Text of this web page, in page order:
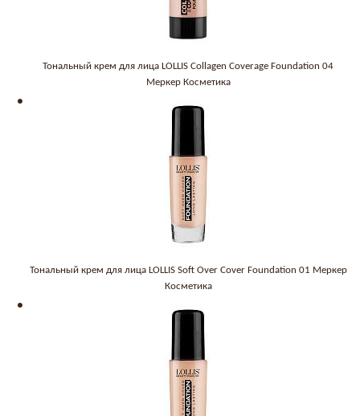
Тональный крем для лица LOLLIS Collagen Coverage Foundation 04
Меркер Косметика
Тональный крем для лица LOLLIS Soft Over Cover Foundation 01 Меркер
Косметика